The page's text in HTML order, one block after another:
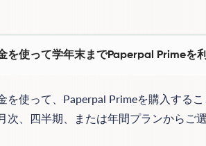
を使って学年末までPaperpal Primeを
を使って、Paperpal Primeを購入する
次、四半期、または年間プランからご